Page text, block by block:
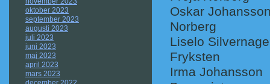
oktober 2023
september 2023
augusti 2023
juli 2023
juni 2023
maj 2023
april 2023
mars 2023
Oskar
Norberg
Liselo
Fryksten
Irma